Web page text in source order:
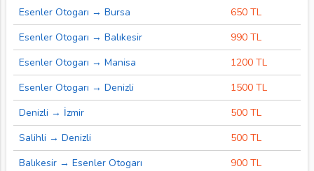
Esenler Otogarı → Bursa
650 TL
Esenler Otogarı → Balıkesir
990 TL
Esenler Otogarı → Manisa
1200 TL
Esenler Otogarı → Denizli
1500 TL
Denizli → İzmir
500 TL
Salihli → Denizli
500 TL
Balıkesir → Esenler Otogarı
900 TL